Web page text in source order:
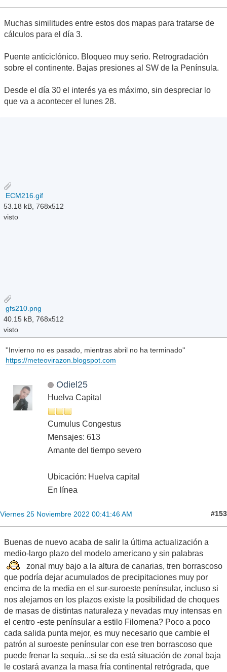
Muchas similitudes entre estos dos mapas para tratarse de
cálculos para el día 3.
Puente anticiclónico. Bloqueo muy serio. Retrogradación
sobre el continente. Bajas presiones al SW de la Península.
Desde el día 30 el interés ya es máximo, sin despreciar lo
que va a acontecer el lunes 28.
ECM216.gif
53.18 kB, 768x512
visto
gfs210.png
40.15 kB, 768x512
visto
''Invierno no es pasado, mientras abril no ha terminado''
https://meteovirazon.blogspot.com
Odiel25
Huelva Capital
Cumulus Congestus
Mensajes: 613
Amante del tiempo severo
Ubicación: Huelva capital
En línea
Viernes 25 Noviembre 2022 00:41:46 AM #153
Buenas de nuevo acaba de salir la última actualización a
medio-largo plazo del modelo americano y sin palabras
zonal muy bajo a la altura de canarias, tren borrascoso
que podría dejar acumulados de precipitaciones muy por
encima de la media en el sur-suroeste penínsular, incluso si
nos alejamos en los plazos existe la posibilidad de choques
de masas de distintas naturaleza y nevadas muy intensas en
el centro -este penínsular a estilo Filomena? Poco a poco
cada salida punta mejor, es muy necesario que cambie el
patrón al suroeste penínsular con ese tren borrascoso que
puede frenar la sequía...si se da está situación de zonal baja
le costará avanza la masa fría continental retrógrada, que